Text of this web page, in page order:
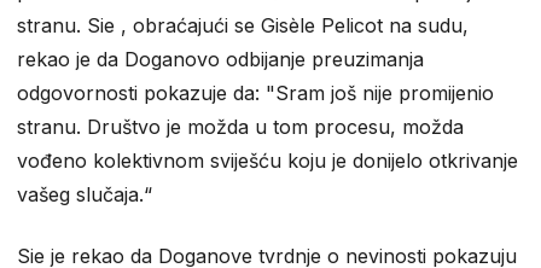
stranu. Sie , obraćajući se Gisèle Pelicot na sudu,
rekao je da Doganovo odbijanje preuzimanja
odgovornosti pokazuje da: "Sram još nije promijenio
stranu. Društvo je možda u tom procesu, možda
vođeno kolektivnom sviješću koju je donijelo otkrivanje
vašeg slučaja.“
Sie je rekao da Doganove tvrdnje o nevinosti pokazuju